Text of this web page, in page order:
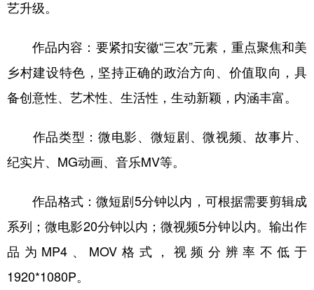
陕西 甘肃 青海 宁夏
新疆 内蒙古 黑龙江
多语种频道
English Español Français
Русский язык 日本語 한국어
Deutsch Português
艺升级。
作品内容：要紧扣安徽“三农”元素，重点聚焦和美
乡村建设特色，坚持正确的政治方向、价值取向，具
备创意性、艺术性、生活性，生动新颖，内涵丰富。
作品类型：微电影、微短剧、微视频、故事片、
纪实片、MG动画、音乐MV等。
作品格式：微短剧5分钟以内，可根据需要剪辑成
系列；微电影20分钟以内；微视频5分钟以内。输出作
品为MP4、MOV格式，视频分辨率不低于
1920*1080P。